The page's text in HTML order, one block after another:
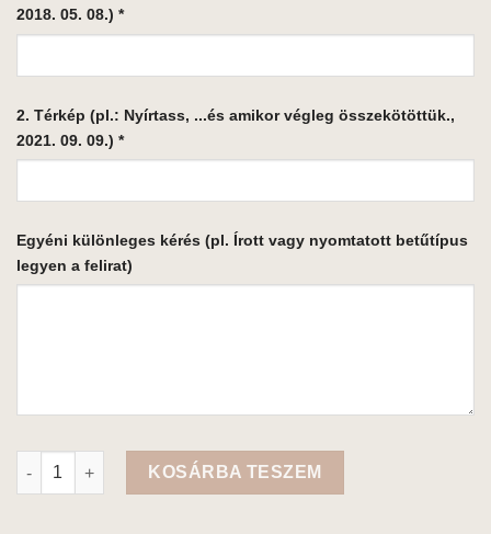
2018. 05. 08.) *
2. Térkép (pl.: Nyírtass, ...és amikor végleg összekötöttük.,
2021. 09. 09.) *
Egyéni különleges kérés (pl. Írott vagy nyomtatott betűtípus
legyen a felirat)
A mi utazásunk mennyiség
KOSÁRBA TESZEM